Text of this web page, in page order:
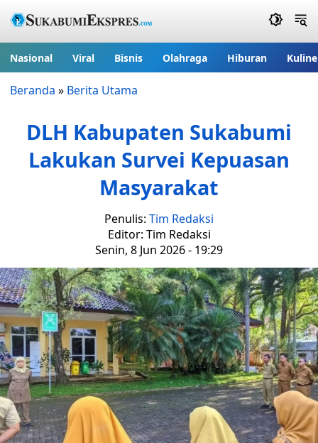
Nasional Viral Bisnis Olahraga Hiburan
Beranda » Berita Utama
DLH Kabupaten Sukabumi
Lakukan Survei Kepuasan
Masyarakat
Penulis: Tim Redaksi
Editor: Tim Redaksi
Senin, 8 Jun 2026 - 19:29